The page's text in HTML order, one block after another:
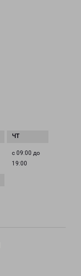
с 09:00 до
19:00